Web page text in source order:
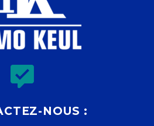


NOUS :